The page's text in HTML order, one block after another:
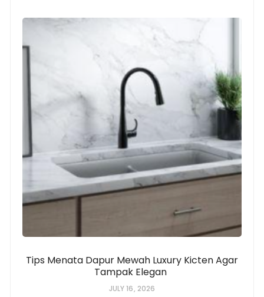
Tips Menata Dapur Mewah Luxury Kicten Agar
Tampak Elegan
JULY 16, 2026